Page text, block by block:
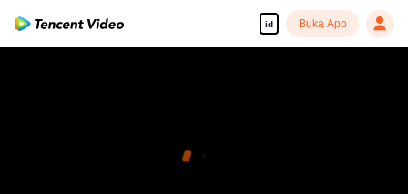
id Buka App